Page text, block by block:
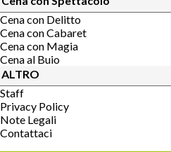
Cena con Delitto
Cena con Cabaret
Cena con Magia
Cena al Buio
ALTRO
Staff
Privacy Policy
Note Legali
Contattaci